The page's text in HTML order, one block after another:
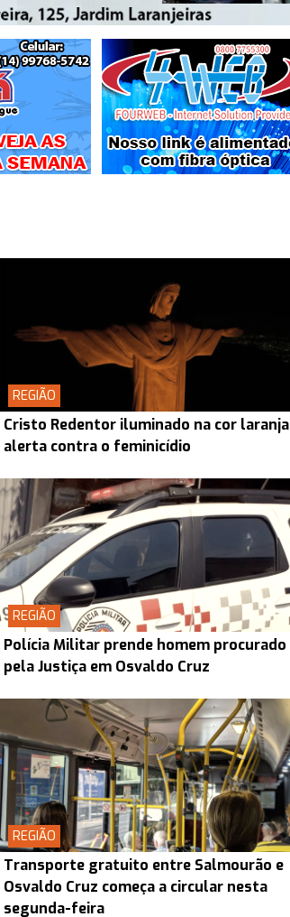
REGIÃO
Cristo Redentor iluminado na cor laranja
alerta contra o feminicídio
REGIÃO
Polícia Militar prende homem procurado
pela Justiça em Osvaldo Cruz
REGIÃO
Transporte gratuito entre Salmourão e
Osvaldo Cruz começa a circular nesta
segunda-feira